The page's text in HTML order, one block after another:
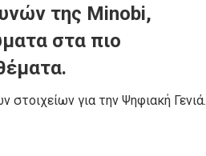
της Minobi,
στα πιο
στοιχείων για την Ψηφιακή Γενιά.